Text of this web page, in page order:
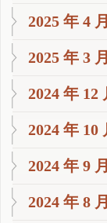
2025 年 4 月
2025 年 3 月
2024 年 12
2024 年 10
2024 年 9 月
2024 年 8 月